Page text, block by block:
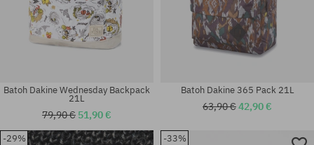
Batoh Dakine Wednesday Backpack
21L
79,90 € 51,90 €
Batoh Dakine 365 Pack 21L
63,90 €42,90 €
-29% -33%